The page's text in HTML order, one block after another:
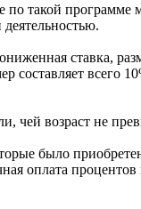
такой программе
ставка,
составляет всего
чей возраст не
было
оплата процентов